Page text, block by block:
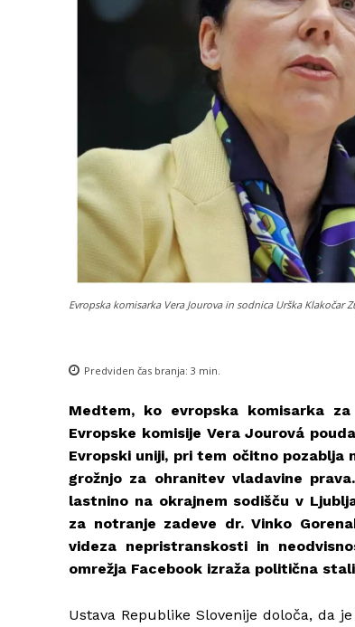
Evropska komisarka Vera Jourova in sodnica Urška Klakočar
Predviden čas branja: 3 min.
Medtem, ko evropska komisarka
Evropske komisije Vera Jourová
Evropski uniji, pri tem očitno
grožnjo za ohranitev vladavine
lastnino na okrajnem sodišču v
za notranje zadeve dr. Vinko
videza nepristranskosti in
omrežja Facebook izraža politična
Ustava Republike Slovenije določa, da